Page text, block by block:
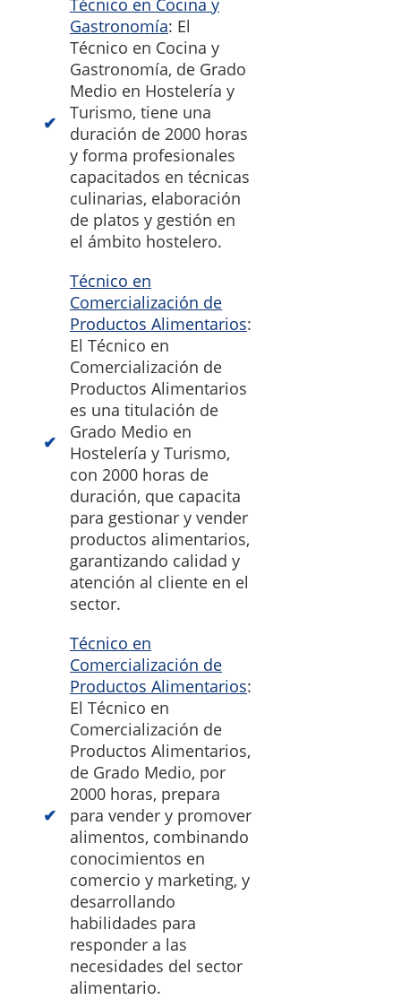
Técnico en Cocina y
Gastronomía: El
Técnico en Cocina y
Gastronomía, de Grado
Medio en Hostelería y
Turismo, tiene una
duración de 2000 horas
y forma profesionales
capacitados en técnicas
culinarias, elaboración
de platos y gestión en
el ámbito hostelero.
Técnico en
Comercialización de
Productos Alimentarios:
El Técnico en
Comercialización de
Productos Alimentarios
es una titulación de
Grado Medio en
Hostelería y Turismo,
con 2000 horas de
duración, que capacita
para gestionar y vender
productos alimentarios,
garantizando calidad y
atención al cliente en el
sector.
Técnico en
Comercialización de
Productos Alimentarios:
El Técnico en
Comercialización de
Productos Alimentarios,
de Grado Medio, por
2000 horas, prepara
para vender y promover
alimentos, combinando
conocimientos en
comercio y marketing, y
desarrollando
habilidades para
responder a las
necesidades del sector
alimentario.